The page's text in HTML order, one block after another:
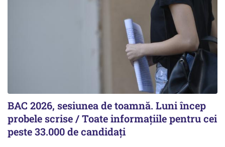
BAC 2026, sesiunea de toamnă. Luni încep
probele scrise / Toate informațiile pentru cei
peste 33.000 de candidați